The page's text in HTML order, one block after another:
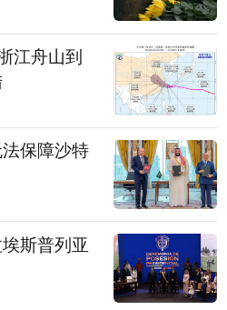
江舟山到
保障沙特
斯普列亚